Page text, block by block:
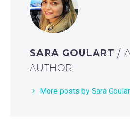
SARA GOULART/
AUTHOR
More posts by Sara